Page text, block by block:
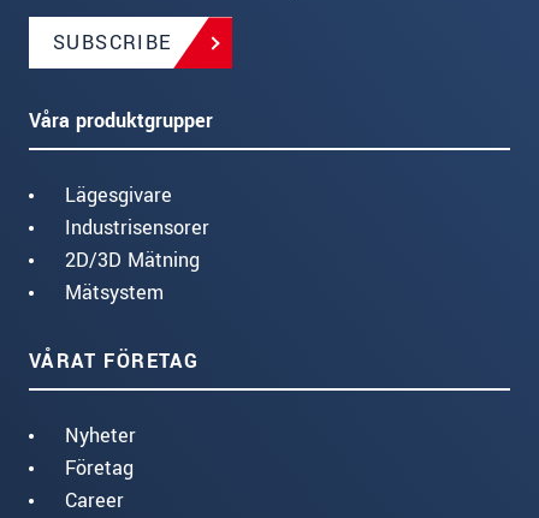
SUBSCRIBE
Våra produktgrupper
Lägesgivare
Industrisensorer
2D/3D Mätning
Mätsystem
VÅRAT FÖRETAG
Nyheter
Företag
Career